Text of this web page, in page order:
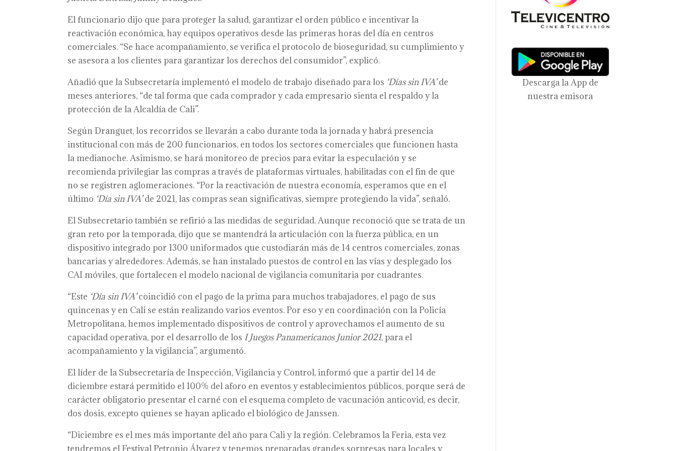
El funcionario dijo que para proteger la salud, garantizar el orden público e incentivar la
reactivación económica, hay equipos operativos desde las primeras horas del día en centros
comerciales. “Se hace acompañamiento, se verifica el protocolo de bioseguridad, su cumplimiento y
se asesora a los clientes para garantizar los derechos del consumidor”, explicó.
Añadió que la Subsecretaría implementó el modelo de trabajo diseñado para los ‘Días sin IVA’de
meses anteriores, “de tal forma que cada comprador y cada empresario sienta el respaldo y la
protección de la Alcaldía de Cali”.
Según Dranguet, los recorridos se llevarán a cabo durante toda la jornada y habrá presencia
institucional con más de 200 funcionarios, en todos los sectores comerciales que funcionen hasta
la medianoche. Asimismo, se hará monitoreo de precios para evitar la especulación y se
recomienda privilegiar las compras a través de plataformas virtuales, habilitadas con el fin de que
no se registren aglomeraciones. “Por la reactivación de nuestra economía, esperamos que en el
último ‘Día sin IVA’de 2021, las compras sean significativas, siempre protegiendo la vida”, señaló.
El Subsecretario también se refirió a las medidas de seguridad. Aunque reconoció que se trata de un
gran reto por la temporada, dijo que se mantendrá la articulación con la fuerza pública, en un
dispositivo integrado por 1300 uniformados que custodiarán más de 14 centros comerciales, zonas
bancarias y alrededores. Además, se han instalado puestos de control en las vías y desplegado los
CAI móviles, que fortalecen el modelo nacional de vigilancia comunitaria por cuadrantes.
“Este ‘Día sin IVA’coincidió con el pago de la prima para muchos trabajadores, el pago de sus
quincenas y en Cali se están realizando varios eventos. Por eso y en coordinación con la Policía
Metropolitana, hemos implementado dispositivos de control y aprovechamos el aumento de su
capacidad operativa, por el desarrollo de los I Juegos Panamericanos Junior 2021, para el
acompañamiento y la vigilancia”, argumentó.
El líder de la Subsecretaría de Inspección, Vigilancia y Control, informó que a partir del 14 de
diciembre estará permitido el 100% del aforo en eventos y establecimientos públicos, porque será de
carácter obligatorio presentar el carné con el esquema completo de vacunación anticovid, es decir,
dos dosis, excepto quienes se hayan aplicado el biológico de Janssen.
“Diciembre es el mes más importante del año para Cali y la región. Celebramos la Feria, esta vez
tendremos el Festival Petronio Álvarez y tenemos preparadas grandes sorpresas para locales y
Descarga la App de
nuestra emisora